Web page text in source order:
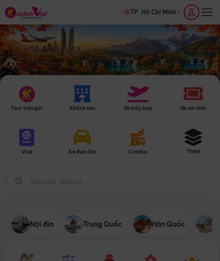
TP. Hồ Chí Minh
Tour trọn gói Khách sạn Vé máy bay Vé vui chơi
Visa Xe đưa đón Combo Thêm
Nội địa Trung Quốc Hàn Quốc